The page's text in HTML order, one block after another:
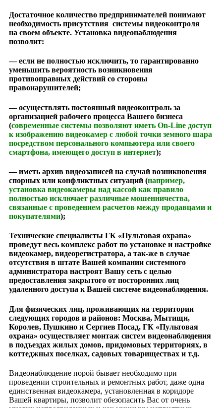
Достаточное количество предпринимателей понимают
необходимость присутствия системы видеоконтроля
на своем объекте. Установка видеонаблюдения
позволит:
— если не полностью исключить, то гарантированно
уменьшить вероятность возникновения
противоправных действий со стороны
правонарушителей;
— осуществлять постоянный видеоконтроль за
организацией рабочего процесса Вашего бизнеса
(cовременные системы позволяют иметь On-Line доступ
к изображению видеокамер с любой точки земного шара
посредством персонального компьютера или своего
смартфона, имеющего доступ в интернет);
— иметь архив видеозаписей на случай возникновения
спорных или конфликтных ситуаций (например,
установка видеокамеры над кассой как правило
полностью исключает различные мошенничества,
связанные с проведением расчетов между продавцами и
покупателями);
Технические специалисты ГК «Пультовая охрана»
проведут весь комплекс работ по установке и настройке
видеокамер, видеорегистратора, а так-же в случае
отсутствия в штате Вашей компании системного
администратора настроят Вашу сеть с целью
предоставления закрытого от посторонних лиц
удаленного доступа к Вашей системе видеонаблюдения.
Для физических лиц, проживающих на территории
следующих городов и районов: Москва, Мытищи,
Королев, Пушкино и Сергиев Посад, ГК «Пультовая
охрана» осуществляет монтаж систем видеонаблюдения
в подъездах жилых домов, придомовых территориях, в
коттеджных поселках, садовых товариществах и т.д.
Видеонаблюдение порой бывает необходимо при
проведении строительных и ремонтных работ, даже одна
единственная видеокамера, установленная в коридоре
Вашей квартиры, позволит обезопасить Вас от очень